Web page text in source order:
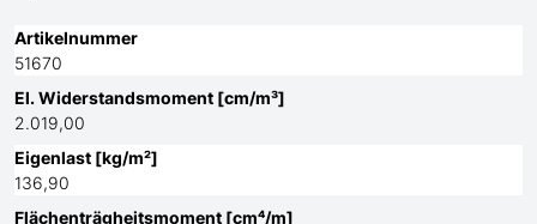
Artikelnummer
51670
El. Widerstandsmoment [cm/m³]
2.019,00
Eigenlast [kg/m²]
136,90
Flächenträgheitsmoment [cm⁴/m]